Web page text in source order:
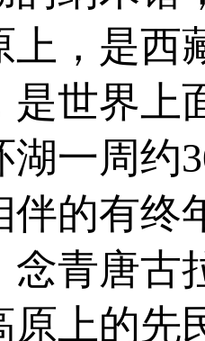
上，是西
是世界上
湖一周约
伴的有终
念青唐古
原上的先